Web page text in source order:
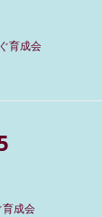
育成会
成会